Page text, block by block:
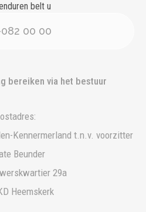
belt u
00 00
bereiken via het bestuur
Kennermerland t.n.v. voorzitter
Beunder
29a
Heemskerk